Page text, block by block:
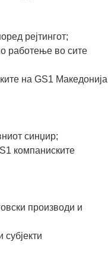
рејтингот;
работење во сите
на GS1 Македонија
синџир;
компаниските
производи и